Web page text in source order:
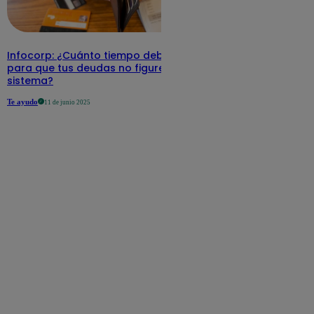
Infocorp: ¿Cuánto tiempo debe pasar
para que tus deudas no figuren en su
sistema?
Te ayudo 11 de junio 2025